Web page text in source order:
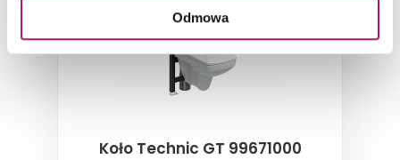
Odmowa
Koło Technic GT 99671000